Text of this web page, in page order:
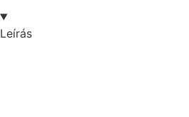
Leírás